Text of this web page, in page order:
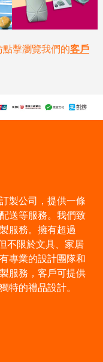
擊瀏覽我們的客戶
製公司，提供一條
送等服務。我們致
服務。擁有超過
不限於文具、家居
專業的設計團隊和
服務，客戶可提供
特的禮品設計。